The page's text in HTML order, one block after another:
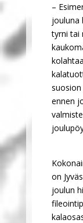
–
jouluna
tyrni tai
suosion
ennen
on
joulun